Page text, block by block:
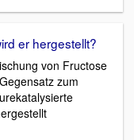
er hergestellt?
von Fructose
zum